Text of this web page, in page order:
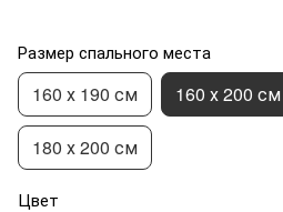
Размер спального места
160 х 190 см 160 х 200 см
180 х 200 см
Цвет